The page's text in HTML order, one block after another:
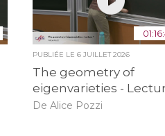
PUBLIÉE LE6 JUILLET 2026
The geometry of
eigenvarieties -
De Alice Pozzi